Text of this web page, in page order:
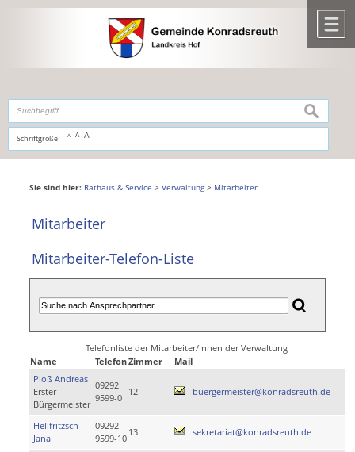
,zur Navigationoderzur Startseitespringen.
Schriftgröße A A A
suchen
Sie sind hier: Rathaus & Service > Verwaltung> Mitarbeiter
Mitarbeiter
Mitarbeiter-Telefon-Liste
Telefonliste der Mitarbeiter/innen der Verwaltung
Name
TelefonZimmer
Mail
Ploß Andreas
Erster
Bürgermeister
09292
9599-0
12 buergermeister@konradsreuth.de
Hellfritzsch
Jana
09292
9599-10
13 sekretariat@konradsreuth.de